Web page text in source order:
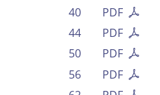
PDF
40
PDF
44
PDF
50
PDF
56